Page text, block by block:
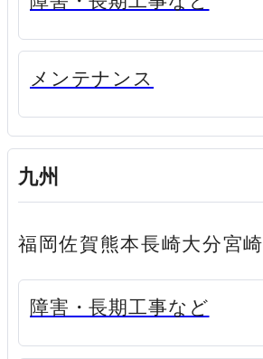
メンテナンス
九州
福岡佐賀熊本長崎大分宮崎
障害・長期工事など